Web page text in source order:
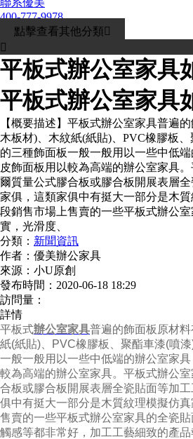
聯系優美
400-777-9978
點擊查看其他分類

平板式辦公室家具
平板式辦公室家具
【概要描述】 平板式辦公室家具普遍的
木板材)、木紋紙(紙貼)、PVC橡膠板
的三種飾面板一般一般用以一些中低
皮飾面板用以較為高端的辦公室家具
爾質量公式膠合板或膠合板開展表層
家俱，這類家俱中有挺大一部分是木
段銷售市場上售賣的一些平板式辦公
實，光滑度、
分類： 新聞資訊
作者： 優美辦公家具
來源： 小U原創
發布時間： 2020-06-18 18:29
訪問量：
詳情
平板式辦公室家具普遍的飾面板原材
紙(紙貼)、PVC橡膠板、聚酯車漆(噴
一般一般用以一些中低端的辦公室家
較為高端的辦公室家具。平板式辦公
合板或膠合板開展表層全瓷貼面等加
俱中有挺大一部分是木質紋理模擬仿
售賣的一些平板式辦公室家具的全瓷貼
觸感等都非常好，加工工藝細致的產品